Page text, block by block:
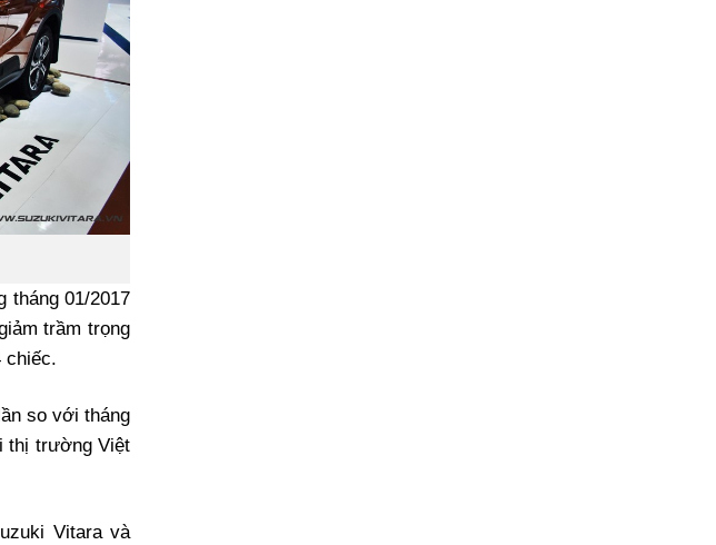
tháng 01/2017
trầm trọng
chiếc.
so với tháng
thị trường Việt
Vitara và